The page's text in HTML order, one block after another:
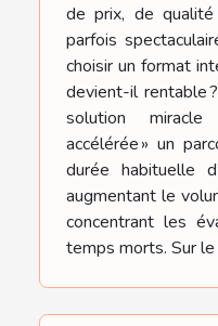
de prix, de
parfois
choisir un format
devient-il rentable
solution
accélérée » un
durée habituelle
augmentant le
concentrant les
temps morts. Sur le